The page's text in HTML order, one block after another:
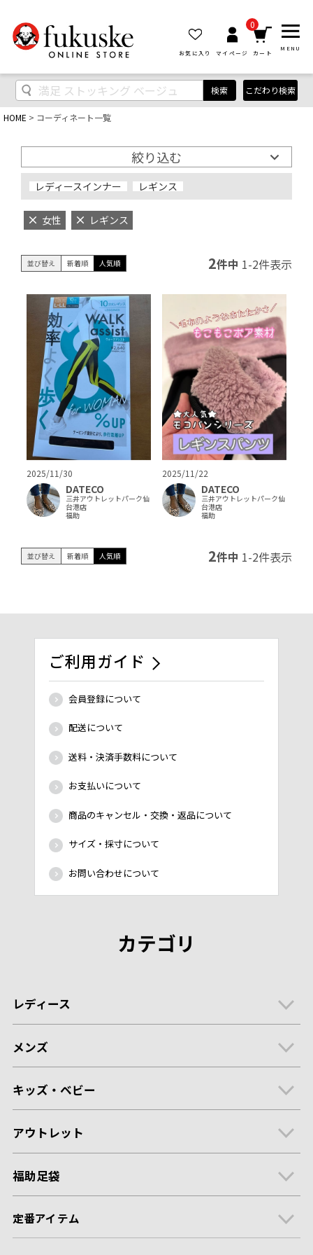
お気に入り マイページ
0
カート
MENU
検索 こだわり検索
HOME コーディネート一覧
絞り込む
レディースインナー レギンス
女性 レギンス
並び替え 新着順 人気順 2件中 1-2件表示
2025/11/30
DATECO
三井アウトレットパーク仙
台港店
福助
2025/11/22
DATECO
三井アウトレットパーク仙
台港店
福助
並び替え 新着順 人気順 2件中 1-2件表示
ご利用ガイド
会員登録について
配送について
送料・決済手数料について
お支払いについて
商品のキャンセル・交換・返品について
サイズ・採寸について
お問い合わせについて
カテゴリ
レディース
メンズ
キッズ・ベビー
アウトレット
福助足袋
定番アイテム